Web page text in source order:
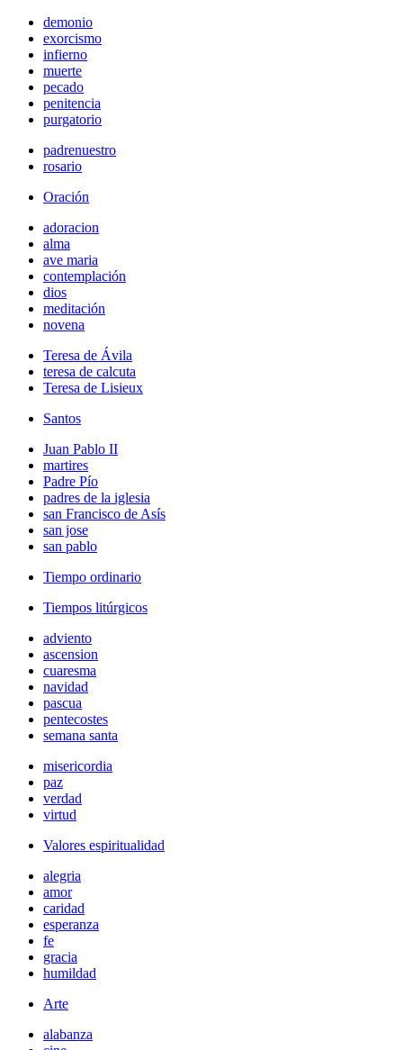
demonio
exorcismo
infierno
muerte
pecado
penitencia
purgatorio
padrenuestro
rosario
Oración
adoracion
alma
ave maria
contemplación
dios
meditación
novena
Teresa de Ávila
teresa de calcuta
Teresa de Lisieux
Santos
Juan Pablo II
martires
Padre Pío
padres de la iglesia
san Francisco de Asís
san jose
san pablo
Tiempo ordinario
Tiempos litúrgicos
adviento
ascension
cuaresma
navidad
pascua
pentecostes
semana santa
misericordia
paz
verdad
virtud
Valores espiritualidad
alegria
amor
caridad
esperanza
fe
gracia
humildad
Arte
alabanza